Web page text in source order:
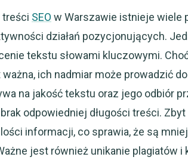
treści SEO w Warszawie istnieje wiele
działań pozycjonujących.
tekstu słowami kluczowymi.
ich nadmiar może prowadzić
na jakość tekstu oraz jego odbiór
odpowiedniej długości treści.
informacji, co sprawia, że są
jest również unikanie plagiatów